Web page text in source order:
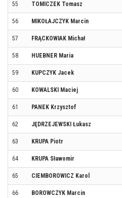
55 TOMICZEK Tomasz
56 MIKOŁAJCZYK Marcin
57 FRĄCKOWIAK Michał
58 HUEBNER Maria
59 KUPCZYK Jacek
60 KOWALSKI Maciej
61 PANEK Krzysztof
62 JĘDRZEJEWSKI Łukasz
63 KRUPA Piotr
64 KRUPA Sławomir
65 CIEMBOROWICZ Karol
66 BOROWCZYK Marcin